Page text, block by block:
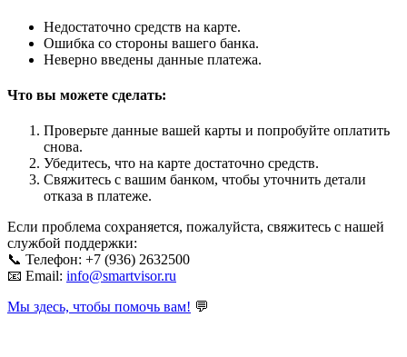
Недостаточно средств на карте.
Ошибка со стороны вашего банка.
Неверно введены данные платежа.
Что вы можете сделать:
Проверьте данные вашей карты и попробуйте оплатить
снова.
Убедитесь, что на карте достаточно средств.
Свяжитесь с вашим банком, чтобы уточнить детали
отказа в платеже.
Если проблема сохраняется, пожалуйста, свяжитесь с нашей
службой поддержки:
📞 Телефон: +7 (936) 2632500
📧 Email: info@smartvisor.ru
Мы здесь, чтобы помочь вам! 💬